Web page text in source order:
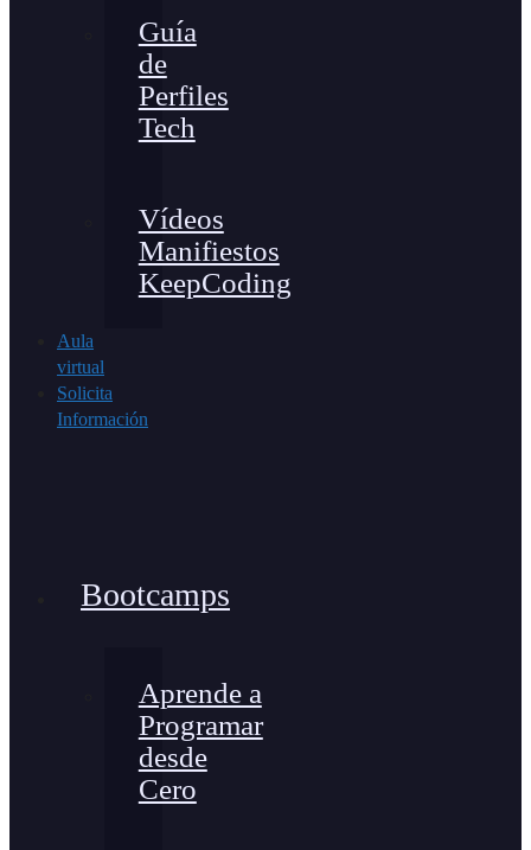
Guía
de
Perfiles
Tech
Vídeos
Manifiestos
KeepCoding
Aula
virtual
Solicita
Información
Bootcamps
Aprende a
Programar
desde
Cero